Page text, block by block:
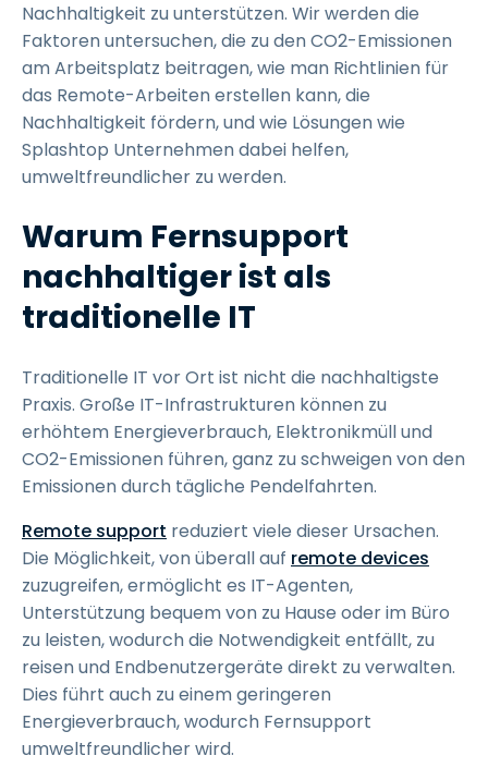
Nachhaltigkeit zu unterstützen. Wir werden die
Faktoren untersuchen, die zu den CO2-Emissionen
am Arbeitsplatz beitragen, wie man Richtlinien für
das Remote-Arbeiten erstellen kann, die
Nachhaltigkeit fördern, und wie Lösungen wie
Splashtop Unternehmen dabei helfen,
umweltfreundlicher zu werden.
Warum Fernsupport
nachhaltiger ist als
traditionelle IT
Traditionelle IT vor Ort ist nicht die nachhaltigste
Praxis. Große IT-Infrastrukturen können zu
erhöhtem Energieverbrauch, Elektronikmüll und
CO2-Emissionen führen, ganz zu schweigen von den
Emissionen durch tägliche Pendelfahrten.
Remote support reduziert viele dieser Ursachen.
Die Möglichkeit, von überall auf remote devices
zuzugreifen, ermöglicht es IT-Agenten,
Unterstützung bequem von zu Hause oder im Büro
zu leisten, wodurch die Notwendigkeit entfällt, zu
reisen und Endbenutzergeräte direkt zu verwalten.
Dies führt auch zu einem geringeren
Energieverbrauch, wodurch Fernsupport
umweltfreundlicher wird.